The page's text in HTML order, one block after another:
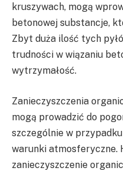
kruszywach, mogą
betonowej substancje,
Zbyt duża ilość tych
trudności w wiązaniu
wytrzymałość.
Zanieczyszczenia
mogą prowadzić do
szczególnie w
warunki atmosferyczne.
zanieczyszczenie